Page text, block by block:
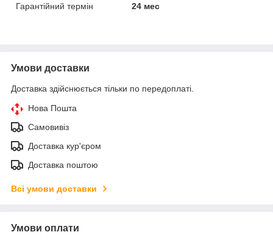
Гарантійний термін
24 мес
Умови доставки
Доставка здійснюється тільки по передоплаті.
Нова Пошта
Самовивіз
Доставка кур'єром
Доставка поштою
Всі умови доставки
Умови оплати